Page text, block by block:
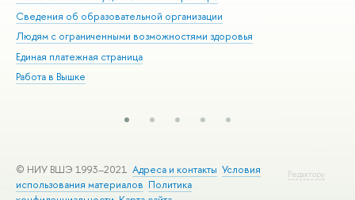
Сведения об образовательной организации
Людям с ограниченными возможностями здоровья
Единая платежная страница
Работа в Вышке
Редактору
© НИУ ВШЭ 1993–2021 Адреса и контакты Условия
использования материалов Политика